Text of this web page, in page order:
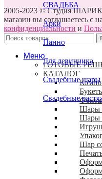
СВАДЬБА
Арки
Панно
Для девичника
Свадебные шары
Свадебные
2005-2023 © Студия
магазин вы соглашаетесь с
конфиденциальности и
Меню
ГОТОВЫЕ
КАТАЛОГ
Шары
Шары
Шар